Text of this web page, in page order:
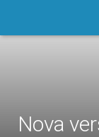
Prod./Serviços
Nova